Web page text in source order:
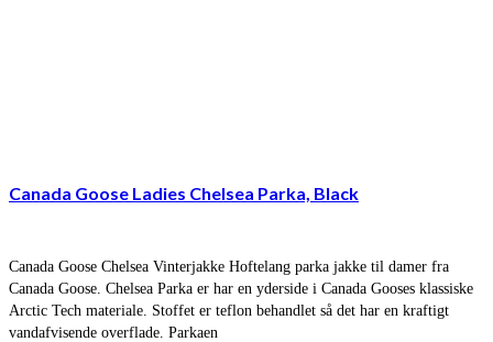
Canada Goose Ladies Chelsea Parka, Black
Canada Goose Chelsea Vinterjakke Hoftelang parka jakke til damer fra
Canada Goose. Chelsea Parka er har en yderside i Canada Gooses klassiske
Arctic Tech materiale. Stoffet er teflon behandlet så det har en kraftigt
vandafvisende overflade. Parkaen